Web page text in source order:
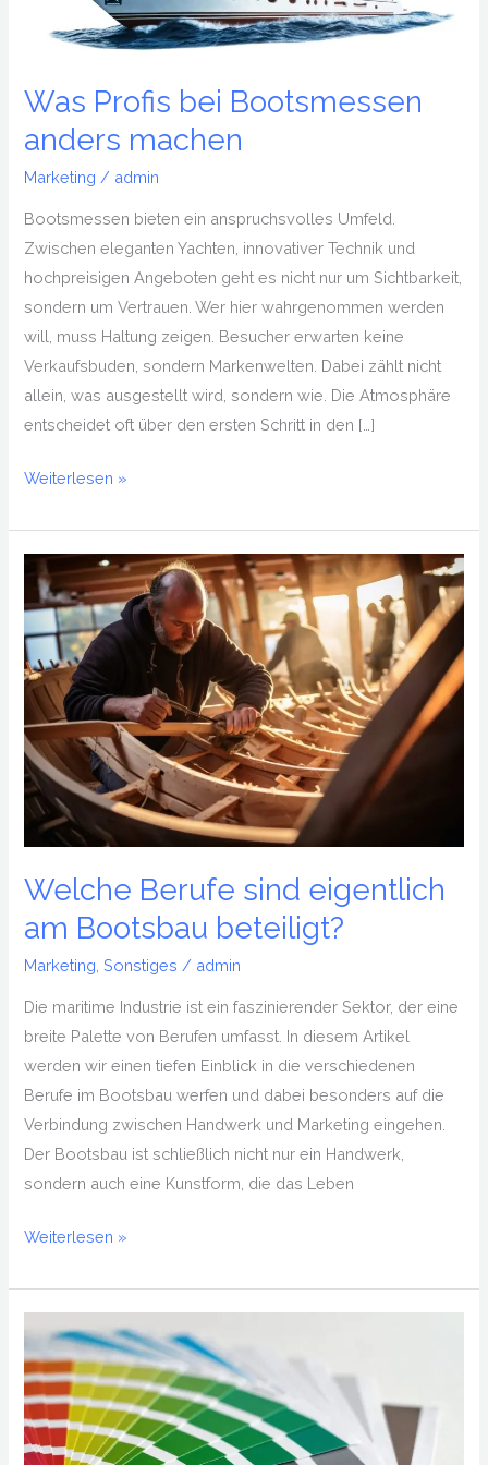
Was Profis bei Bootsmessen
anders machen
Marketing / admin
Bootsmessen bieten ein anspruchsvolles Umfeld.
Zwischen eleganten Yachten, innovativer Technik und
hochpreisigen Angeboten geht es nicht nur um Sichtbarkeit,
sondern um Vertrauen. Wer hier wahrgenommen werden
will, muss Haltung zeigen. Besucher erwarten keine
Verkaufsbuden, sondern Markenwelten. Dabei zählt nicht
allein, was ausgestellt wird, sondern wie. Die Atmosphäre
entscheidet oft über den ersten Schritt in den […]
machen
Weiterlesen »
Welche Berufe sind eigentlich
am Bootsbau beteiligt?
Marketing ,Sonstiges / admin
Die maritime Industrie ist ein faszinierender Sektor, der eine
breite Palette von Berufen umfasst. In diesem Artikel
werden wir einen tiefen Einblick in die verschiedenen
Berufe im Bootsbau werfen und dabei besonders auf die
Verbindung zwischen Handwerk und Marketing eingehen.
Der Bootsbau ist schließlich nicht nur ein Handwerk,
sondern auch eine Kunstform, die das Leben
Welche
Berufe
sind
eigentlich
am
Bootsbau
beteiligt?
Weiterlesen »
Werbedruck
eignet
sich
für
Firmen